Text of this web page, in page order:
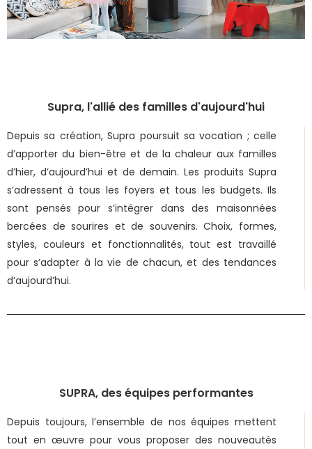
Supra, l'allié des familles d'aujourd'hui
Depuis sa création, Supra poursuit sa vocation ; celle
d’apporter du bien-être et de la chaleur aux familles
d’hier, d’aujourd’hui et de demain. Les produits Supra
s’adressent à tous les foyers et tous les budgets. Ils
sont pensés pour s’intégrer dans des maisonnées
bercées de sourires et de souvenirs. Choix, formes,
styles, couleurs et fonctionnalités, tout est travaillé
pour s’adapter à la vie de chacun, et des tendances
d’aujourd’hui.
SUPRA, des équipes performantes
Depuis toujours, l’ensemble de nos équipes mettent
tout en œuvre pour vous proposer des nouveautés